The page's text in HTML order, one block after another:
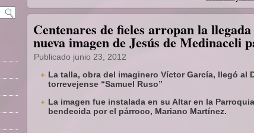
Centenares de fieles arropan la
nueva imagen de Jesús de Medinaceli
Publicado junio 23, 2012
La talla, obra del imaginero Víctor García, llegó al
torrevejense “Samuel Ruso”
La imagen fue instalada en su Altar en la
bendecida por el párroco, Mariano Martínez.